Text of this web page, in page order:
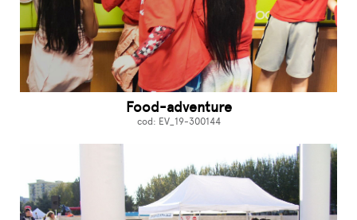
Food-adventure
cod: EV_19-300144